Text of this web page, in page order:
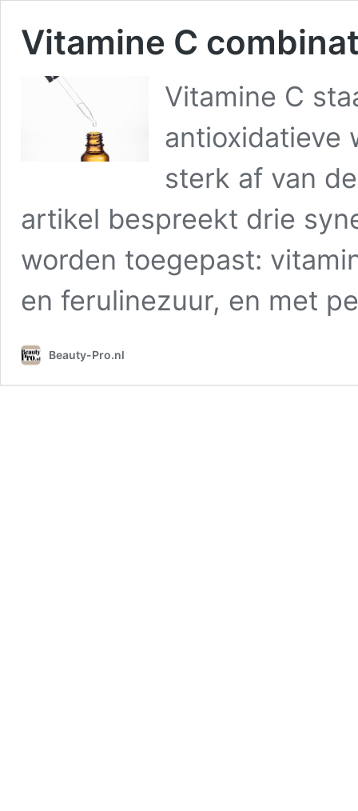
Vitamine C
Vitamine C
antioxidatieve
sterk af van
artikel bespreekt drie
worden toegepast:
en ferulinezuur, en met
Beauty-Pro.nl